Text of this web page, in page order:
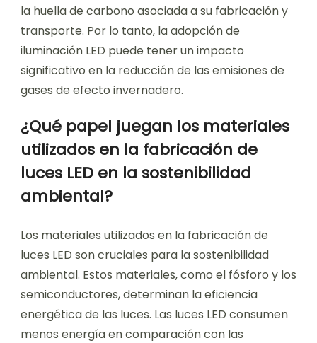
la huella de carbono asociada a su fabricación y
transporte. Por lo tanto, la adopción de
iluminación LED puede tener un impacto
significativo en la reducción de las emisiones de
gases de efecto invernadero.
¿Qué papel juegan los materiales
utilizados en la fabricación de
luces LED en la sostenibilidad
ambiental?
Los materiales utilizados en la fabricación de
luces LED son cruciales para la sostenibilidad
ambiental. Estos materiales, como el fósforo y los
semiconductores, determinan la eficiencia
energética de las luces. Las luces LED consumen
menos energía en comparación con las